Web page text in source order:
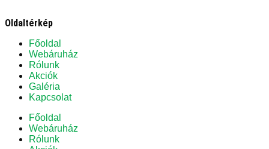
Oldaltérkép
Főoldal
Webáruház
Rólunk
Akciók
Galéria
Kapcsolat
Főoldal
Webáruház
Rólunk